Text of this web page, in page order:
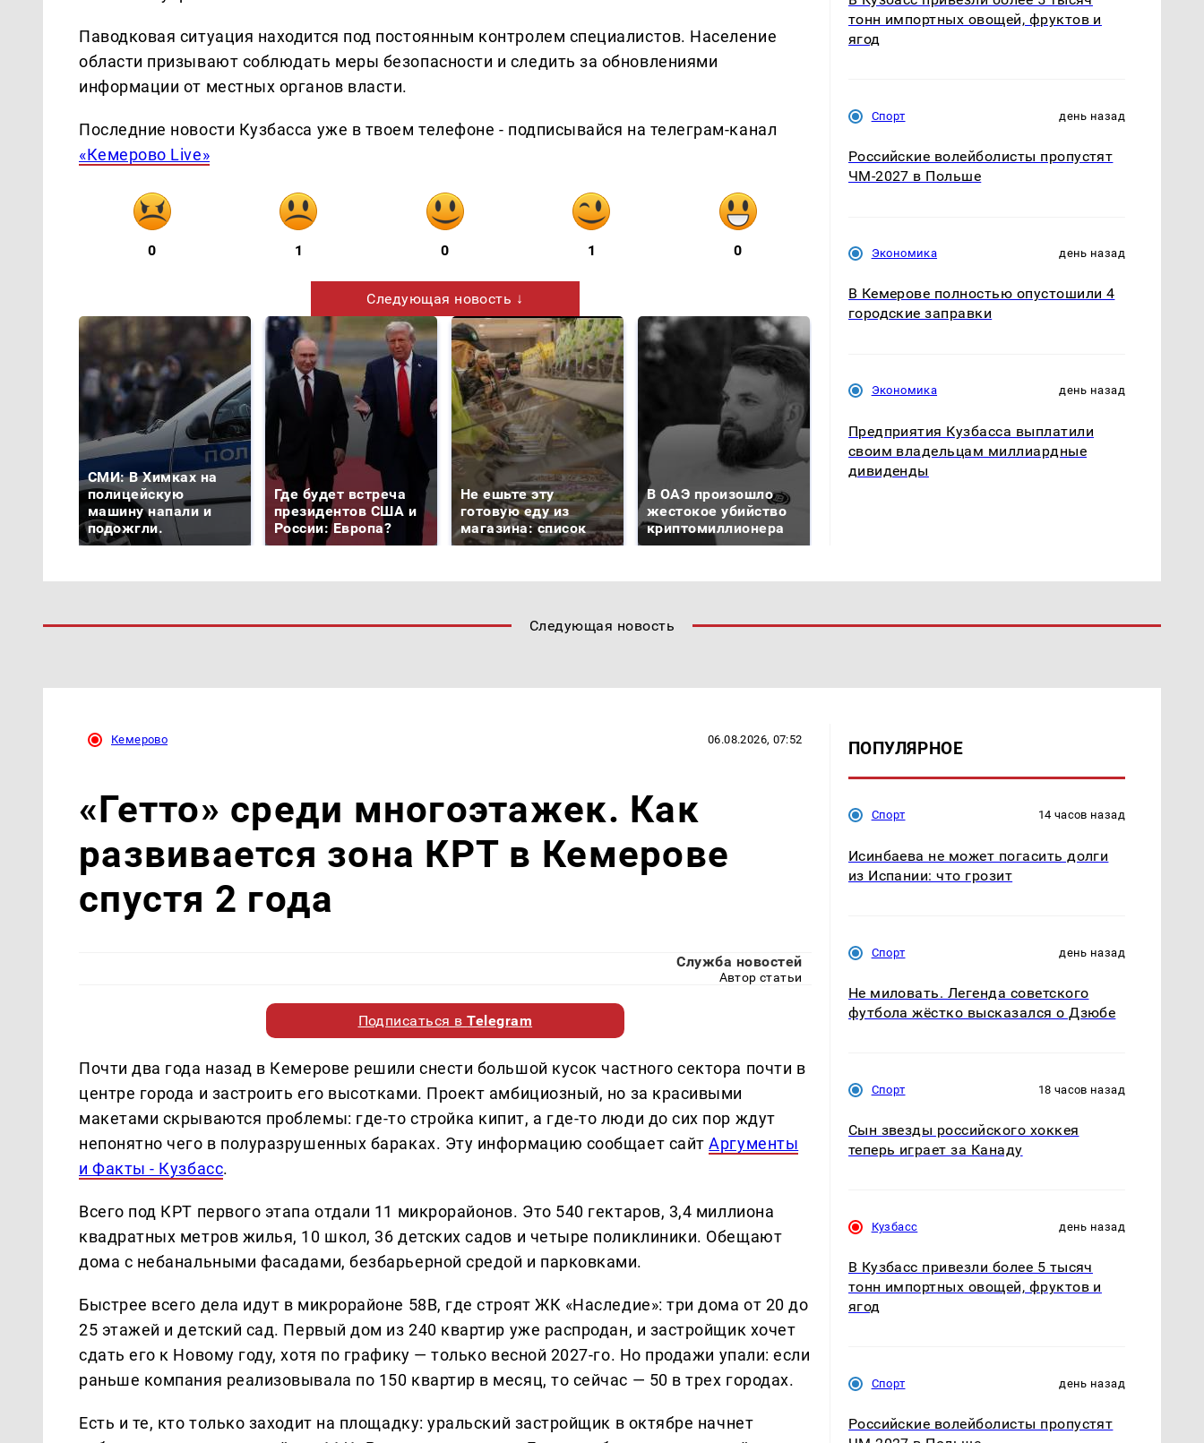
Паводковая ситуация находится под постоянным контролем специалистов. Население
области призывают соблюдать меры безопасности и следить за обновлениями
информации от местных органов власти.
Последние новости Кузбасса уже в твоем телефоне - подписывайся на телеграм-канал
«Кемерово Live»
0 1 0 1 0
Следующая новость ↓
СМИ: В Химках на
полицейскую
машину напали и
подожгли.
Где будет встреча
президентов США и
России: Европа?
Не ешьте эту
готовую еду из
магазина: список
В ОАЭ произошло
жестокое убийство
криптомиллионера
тонн импортных овощей, фруктов и
ягод
Спорт день назад
Российские волейболисты пропустят
ЧМ-2027 в Польше
Экономика день назад
В Кемерове полностью опустошили 4
городские заправки
Экономика день назад
Предприятия Кузбасса выплатили
своим владельцам миллиардные
дивиденды
Следующая новость
Кемерово 06.08.2026, 07:52
«Гетто» среди многоэтажек. Как
развивается зона КРТ в Кемерове
спустя 2 года
Служба новостей
Автор статьи
Подписаться вTelegram
Почти два года назад в Кемерове решили снести большой кусок частного сектора почти в
центре города и застроить его высотками. Проект амбициозный, но за красивыми
макетами скрываются проблемы: где-то стройка кипит, а где-то люди до сих пор ждут
непонятно чего в полуразрушенных бараках. Эту информацию сообщает сайтАргументы
и Факты - Кузбасс.
Всего под КРТ первого этапа отдали 11 микрорайонов. Это 540 гектаров, 3,4 миллиона
квадратных метров жилья, 10 школ, 36 детских садов и четыре поликлиники. Обещают
дома с небанальными фасадами, безбарьерной средой и парковками.
Быстрее всего дела идут в микрорайоне 58В, где строят ЖК «Наследие»: три дома от 20 до
25 этажей и детский сад. Первый дом из 240 квартир уже распродан, и застройщик хочет
сдать его к Новому году, хотя по графику — только весной 2027-го. Но продажи упали: если
раньше компания реализовывала по 150 квартир в месяц, то сейчас — 50 в трех городах.
Есть и те, кто только заходит на площадку: уральский застройщик в октябре начнет
ПОПУЛЯРНОЕ
Спорт 14 часов назад
Исинбаева не может погасить долги
из Испании: что грозит
Спорт день назад
Не миловать. Легенда советского
футбола жёстко высказался о Дзюбе
Спорт 18 часов назад
Сын звезды российского хоккея
теперь играет за Канаду
Кузбасс день назад
В Кузбасс привезли более 5 тысяч
тонн импортных овощей, фруктов и
ягод
Спорт день назад
Российские волейболисты пропустят